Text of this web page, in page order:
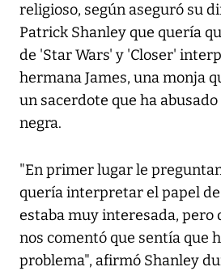
religioso, según aseguró su
Patrick Shanley que quería
de 'Star Wars' y 'Closer'
hermana James, una monja
un sacerdote que ha
negra.
"En primer lugar le
quería interpretar el papel
estaba muy interesada, pero
nos comentó que sentía que
problema", afirmó Shanley